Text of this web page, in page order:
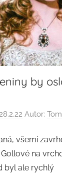
by
Autor:
všemi
na
byl ale rychlý